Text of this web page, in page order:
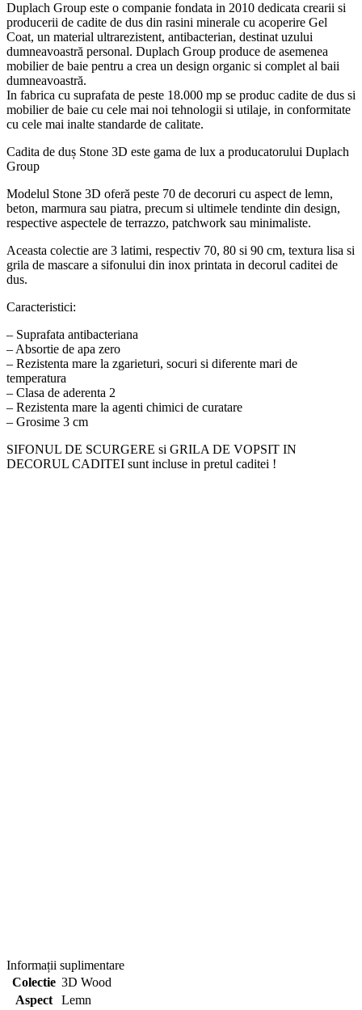
Duplach Group este o companie fondata in 2010 dedicata crearii si
producerii de cadite de dus din rasini minerale cu acoperire Gel
Coat, un material ultrarezistent, antibacterian, destinat uzului
dumneavoastră personal. Duplach Group produce de asemenea
mobilier de baie pentru a crea un design organic si complet al baii
dumneavoastră.
In fabrica cu suprafata de peste 18.000 mp se produc cadite de dus si
mobilier de baie cu cele mai noi tehnologii si utilaje, in conformitate
cu cele mai inalte standarde de calitate.
Cadita de duș Stone 3D este gama de lux a producatorului Duplach
Group
Modelul Stone 3D oferă peste 70 de decoruri cu aspect de lemn,
beton, marmura sau piatra, precum si ultimele tendinte din design,
respective aspectele de terrazzo, patchwork sau minimaliste.
Aceasta colectie are 3 latimi, respectiv 70, 80 si 90 cm, textura lisa si
grila de mascare a sifonului din inox printata in decorul caditei de
dus.
Caracteristici:
– Suprafata antibacteriana
– Absortie de apa zero
– Rezistenta mare la zgarieturi, socuri si diferente mari de
temperatura
– Clasa de aderenta 2
– Rezistenta mare la agenti chimici de curatare
– Grosime 3 cm
SIFONUL DE SCURGERE si GRILA DE VOPSIT IN
DECORUL CADITEI sunt incluse in pretul caditei !
Informații suplimentare
Colectie 3D Wood
Aspect
Lemn